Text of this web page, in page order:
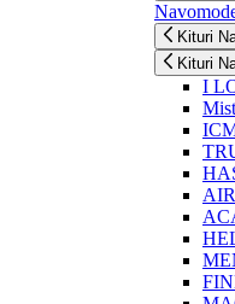
Kituri
Kituri
I